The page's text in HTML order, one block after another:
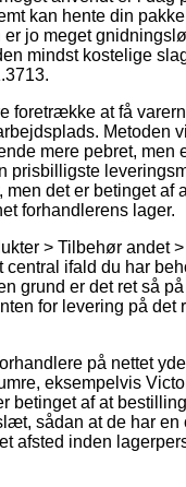
kan hente din
er jo meget
mindst kostelige
foretrække at få
Metoden
mere pebret, men
prisbilligste
men det er betinget af
forhandlerens lager.
> Tilbehør andet
ifald du har
grund er det ret så
for levering på det
på nettet
eksempelvis
betinget af at
sådan at de har en
afsted inden